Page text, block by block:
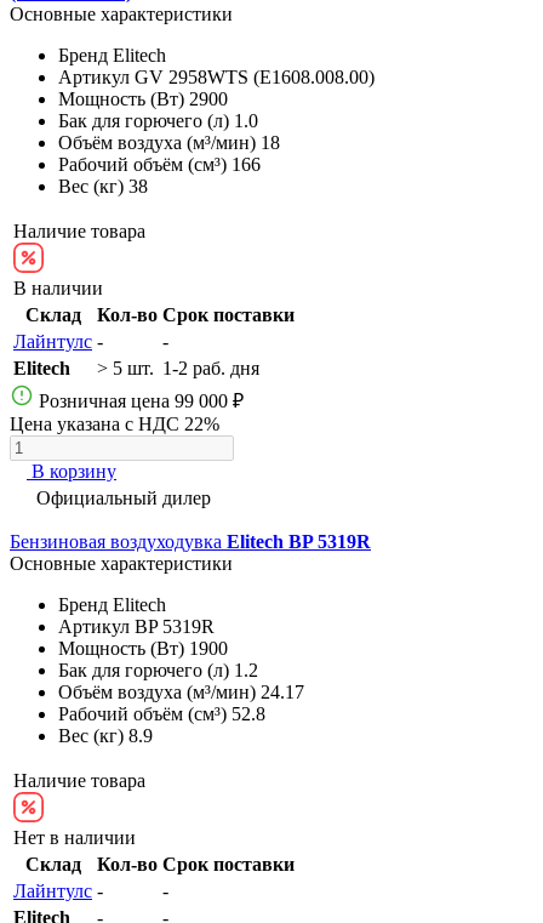
Основные характеристики
Бренд Elitech
Артикул GV 2958WTS (E1608.008.00)
Мощность (Вт) 2900
Бак для горючего (л) 1.0
Объём воздуха (м³/мин) 18
Рабочий объём (см³) 166
Вес (кг) 38
Наличие товара
В наличии
Склад
Кол-во Срок поставки
Лайнтулс -
-
Elitech
> 5 шт. 1-2 раб. дня
Розничная цена 99 000 ₽
Цена указана с НДС 22%
В корзину
Официальный дилер
Бензиновая воздуходувка Elitech BP 5319R
Основные характеристики
Бренд Elitech
Артикул BP 5319R
Мощность (Вт) 1900
Бак для горючего (л) 1.2
Объём воздуха (м³/мин) 24.17
Рабочий объём (см³) 52.8
Вес (кг) 8.9
Наличие товара
Нет в наличии
Склад
Кол-во Срок поставки
Лайнтулс -
-
Elitech
-
-